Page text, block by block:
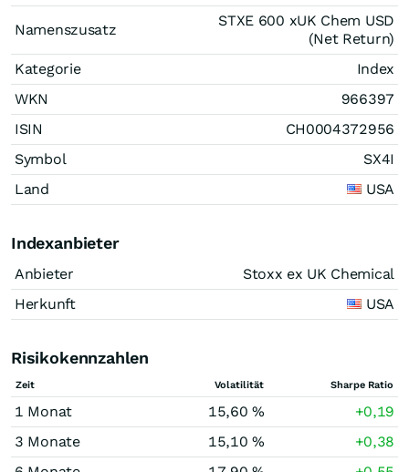
Namenszusatz
STXE 600 xUK Chem USD
(Net Return)
Kategorie
Index
WKN
966397
ISIN
CH0004372956
Symbol
SX4I
Land
USA
Indexanbieter
Anbieter
Stoxx ex UK Chemical
Herkunft
USA
Risikokennzahlen
Zeit Volatilität Sharpe Ratio
1 Monat 15,60 %
+0,19
3 Monate
15,10 %
+0,38